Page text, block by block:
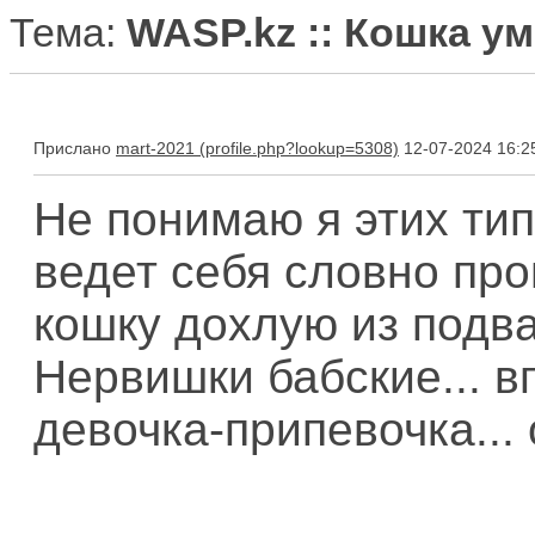
Тема: WASP.kz :: Кошка
Прислано mart-2021 12-07-2024
Не понимаю я этих
ведет себя словно
кошку дохлую из
Нервишки бабские...
девочка-